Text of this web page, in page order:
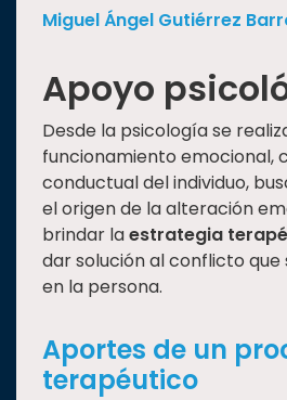
Miguel Ángel Gutiérrez
Apoyo
Desde la psicología se
funcionamiento emocional,
conductual del individuo,
el origen de la alteración
brindar laestrategia
dar solución al conflicto que
en la persona.
Aportes de un
terapéutico